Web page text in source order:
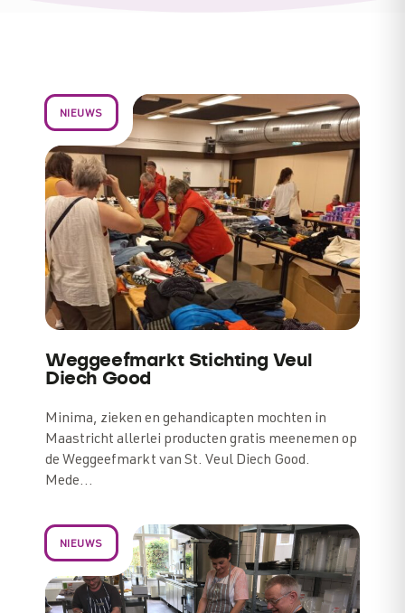
Weggeefmarkt Stichting Veul
Diech Good
NIEUWS
Minima, zieken en gehandicapten mochten in
Maastricht allerlei producten gratis meenemen op
de Weggeefmarkt van St. Veul Diech Good.
Mede…
NIEUWS